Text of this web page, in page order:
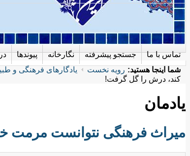
پیوندها نگارخانه جستجو پیشرفته تماس با ما
شما اینجا هستید: رویه نخست یادگارهای فرهنگی و
کند، درش را گل گرفت!
یادمان
میراث فرهنگی نتوانست مرمت